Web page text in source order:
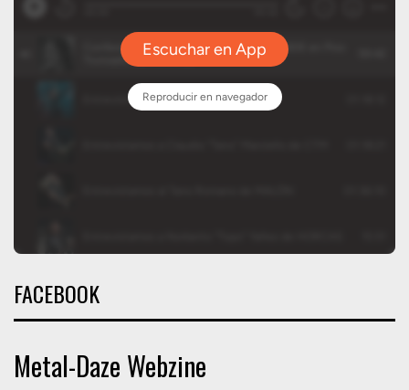
FACEBOOK
Metal-Daze Webzine